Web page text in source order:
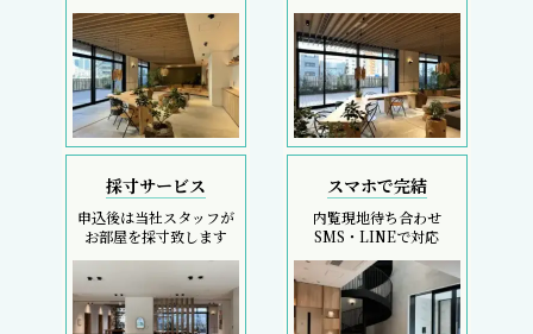
採寸サービス
申込後は当社スタッフが
お部屋を採寸致します
スマホで完結
内覧現地待ち合わせ
SMS・LINEで対応